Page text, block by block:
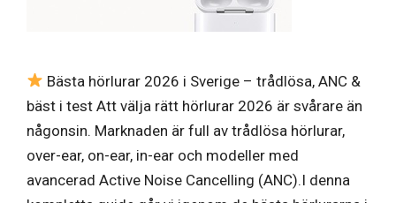
Bästa hörlurar 2026 i Sverige – trådlösa, ANC &
bäst i test Att välja rätt hörlurar 2026 är svårare än
någonsin. Marknaden är full av trådlösa hörlurar,
over-ear, on-ear, in-ear och modeller med
avancerad Active Noise Cancelling (ANC).I denna